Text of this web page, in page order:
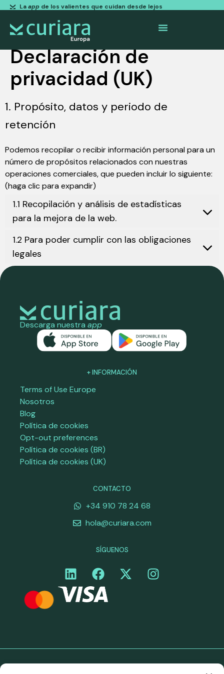
Laappde los valientes que cuidan desde lejos
Declaración de
privacidad (UK)
1. Propósito, datos y periodo de
retención
Podemos recopilar o recibir información personal para un
número de propósitos relacionados con nuestras
operaciones comerciales, que pueden incluir lo siguiente:
(haga clic para expandir)
1.1 Recopilación y análisis de estadísticas
para la mejora de la web.
1.2 Para poder cumplir con las obligaciones
legales
Descarga nuestra app
+ INFORMACIÓN
Terms of Use Europe
Nosotros
Blog
Política de cookies
Opt-out preferences
Política de cookies (BR)
Política de cookies (UK)
CONTACTO
+34 910 78 24 68
hola@curiara.com
SÍGUENOS